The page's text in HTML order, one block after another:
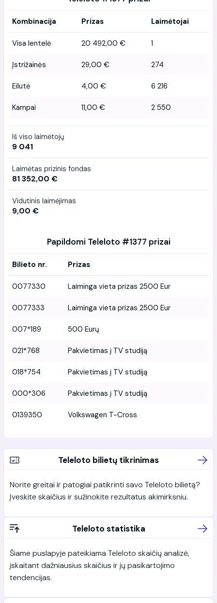
Kombinacija Prizas Laimėtojai
Visa lentelė 20 492,00 € 1
Įstrižainės 29,00 € 274
Eilutė 4,00 € 6 216
Kampai 11,00 € 2 550
Iš viso laimėtojų
9 041
Laimėtas prizinis fondas
81 352,00 €
Vidutinis laimėjimas
9,00 €
Papildomi Teleloto #1377 prizai
Bilieto nr. Prizas
0077330 Laiminga vieta prizas 2500 Eur
0077333 Laiminga vieta prizas 2500 Eur
007*189 500 Eurų
021*768 Pakvietimas į TV studiją
018*754 Pakvietimas į TV studiją
000*306 Pakvietimas į TV studiją
0139350 Volkswagen T-Cross
Teleloto bilietų tikrinimas
Norite greitai ir patogiai patikrinti savo Teleloto bilietą?
Įveskite skaičius ir sužinokite rezultatus akimirksniu.
Teleloto statistika
Šiame puslapyje pateikiama Teleloto skaičių analizė,
įskaitant dažniausius skaičius ir jų pasikartojimo
tendencijas.